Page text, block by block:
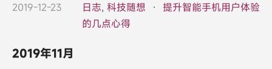
2019-12-23
日志, 科技随想 · 提升智能手机用户体验
的几点心得
2019年11月